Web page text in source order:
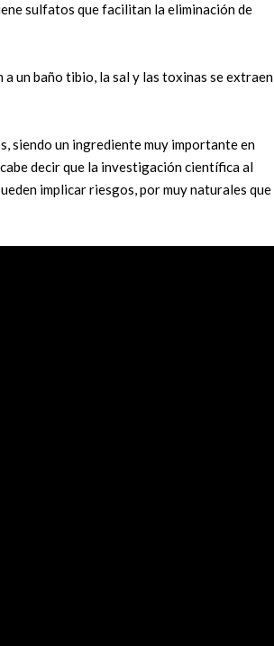
sulfatos que facilitan la eliminación de
a un baño tibio, la sal y las toxinas se extraen
siendo un ingrediente muy importante en
decir que la investigación científica al
implicar riesgos, por muy naturales que